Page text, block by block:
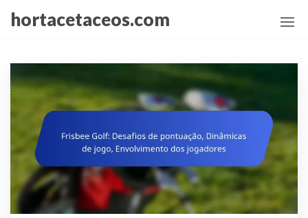
Skip
content
hortacetaceos.com